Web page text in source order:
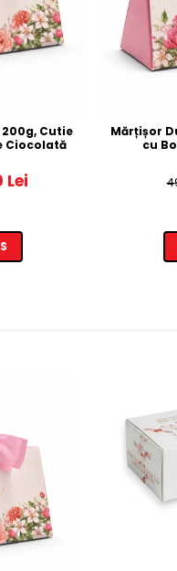
200g, Cutie
Ciocolată
Lei
Mărțișor
cu